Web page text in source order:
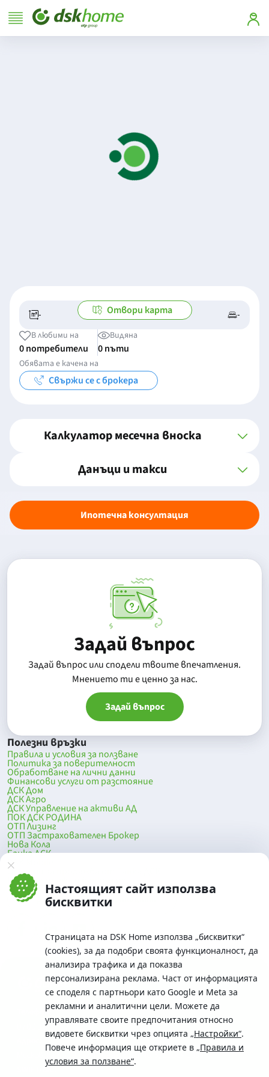
Настоящият сайт използва
бисквитки
Страницата на DSK Home използва „бисквитки“
(cookies), за да подобри своята функционалност, да
анализира трафика и да показва
персонализирана реклама. Част от информацията
се споделя с партньори като Google и Meta за
рекламни и аналитични цели. Можете да
управлявате своите предпочитания относно
видовете бисквитки чрез опцията „Настройки“.
Повече информация ще откриете в „Правила и
условия за ползване“.
- -/- -
Отвори карта
В любими на
0 потребители
Видяна
0 пъти
Обявата е качена на
Свържи се с брокера
Калкулатор месечна вноска
Данъци и такси
Ипотечна консултация
Задай въпрос
Задай въпрос или сподели твоите впечатления.
Mнението ти е ценно за нас.
Задай въпрос
Полезни връзки
Правила и условия за ползване
Политика за поверителност
Обработване на лични данни
Финансови услуги от разстояние
ДСК Дом
ДСК Агро
ДСК Управление на активи АД
ПОК ДСК РОДИНА
ОТП Лизинг
ОТП Застрахователен Брокер
Нова Кола
Банка ДСК
DSK Mobile
Оферти за продажба от Банка ДСК
Клонова мрежа и банкомати
До началото на страницата
Телефон:
0700 10 375 / *2375
Московска No.19 / ул. Г. Бенковски No. 5, София 1036
SWIFT/BIC: